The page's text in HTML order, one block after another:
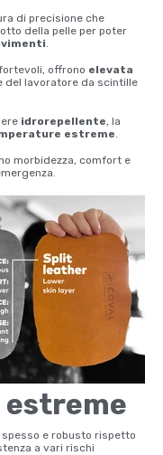
di precisione che
della pelle per poter
offrono elevata
del lavoratore da scintille
idrorepellente, la
estreme
morbidezza, comfort e
estreme
e robusto rispetto
a vari rischi